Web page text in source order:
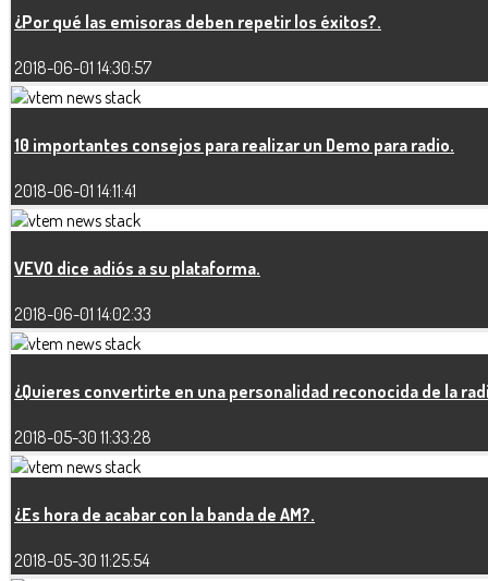
¿Por qué las emisoras deben repetir los éxitos?.
2018-06-01 14:30:57
10 importantes consejos para realizar un Demo para radio.
2018-06-01 14:11:41
VEVO dice adiós a su plataforma.
2018-06-01 14:02:33
¿Quieres convertirte en una personalidad reconocida de la
2018-05-30 11:33:28
¿Es hora de acabar con la banda de AM?.
2018-05-30 11:25:54